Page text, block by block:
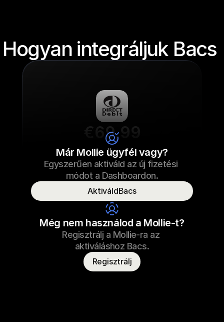
Hogyan integráljuk Bacs
€69,99
Cipőfűző
Cipőfűző
2022.09.23. 17:29 €69,99
Már Mollie ügyfél vagy?
Egyszerűen aktiváld az új fizetési
módot a Dashboardon.
AktiváldBacs
Még nem használod a Mollie-t?
Regisztrálj a Mollie-ra az
aktiváláshoz Bacs.
Regisztrálj